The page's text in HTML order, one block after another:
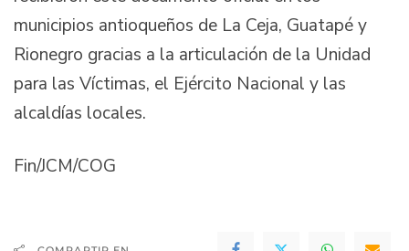
municipios antioqueños de La Ceja, Guatapé y
Rionegro gracias a la articulación de la Unidad
para las Víctimas, el Ejército Nacional y las
alcaldías locales.
Fin/JCM/COG